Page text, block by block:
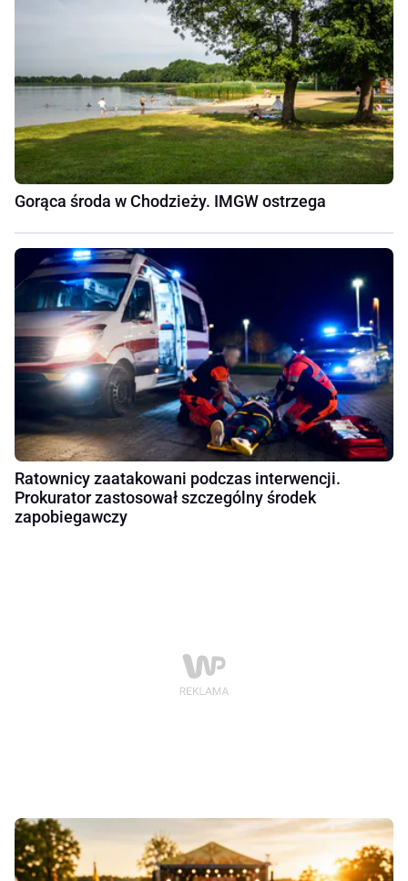
Gorąca środa w Chodzieży. IMGW ostrzega
Ratownicy zaatakowani podczas interwencji.
Prokurator zastosował szczególny środek
zapobiegawczy